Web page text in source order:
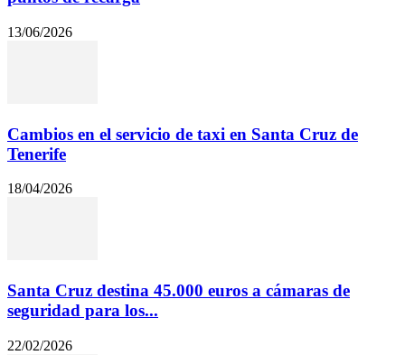
13/06/2026
Cambios en el servicio de taxi en Santa Cruz de
Tenerife
18/04/2026
Santa Cruz destina 45.000 euros a cámaras de
seguridad para los...
22/02/2026